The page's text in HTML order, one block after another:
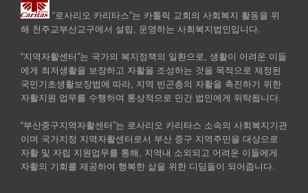
“로사리오 카리타스”는 카톨릭 교회의 사회복지 활동을 위
해 천주교부산교구에서 설립, 운영하는 사회복지법인입니다.
“지역자활센터”는 국가의 복지정책의 일환으로, 생활이 어려운 이들
에게 최저생활을 보장하고 자활을 조성하는 것을 목적으로 제정된
국민기초생활보장법에 따라, 지역 빈곤층의 자활을 촉진하기 위한
자활지원 업무를 수행하며 통상적으로 민간 법인에게 위탁됩니다.
“부산중구지역자활센터”는 로사리오 카리타스 소속의 사회복지기관
이며 국가지정 지역자활센터로서 부산 중구 지역주민을 대상으로
자활 및 자립 지원업무를 통해, 지역내 소외되고 어려운 이들에게
자활의 기회를 제공하여 행복한 삶을 위한 디딤돌이 되어줍니다.